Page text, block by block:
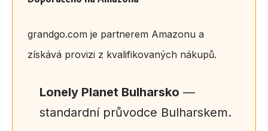
grandgo.com je partnerem Amazonu a
získává provizi z kvalifikovaných nákupů.
Lonely Planet Bulharsko —
standardní průvodce Bulharskem.